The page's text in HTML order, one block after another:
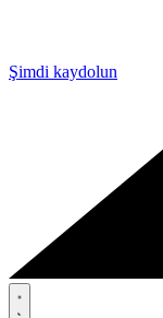
Şimdi kaydolun